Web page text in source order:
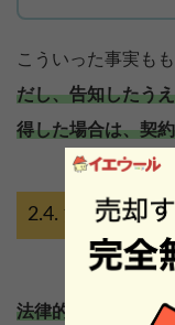
こういった事実も
だし、告知したう
得した場合は、契
法律的瑕疵
法律的瑕疵とは、